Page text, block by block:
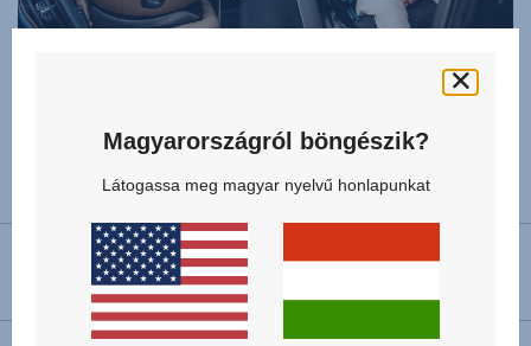
Műszaki adatok
Előre néző beépítés
Magyarországról böngészik?
Látogassa meg magyar nyelvű honlapunkat